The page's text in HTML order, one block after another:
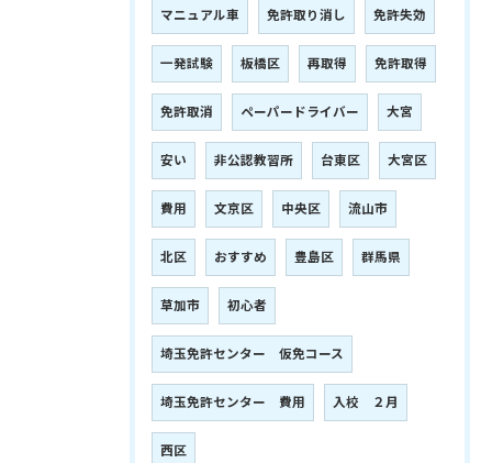
マニュアル車 免許取り消し 免許失効
一発試験 板橋区 再取得 免許取得
免許取消 ペーパードライバー 大宮
安い 非公認教習所 台東区 大宮区
費用 文京区 中央区 流山市
北区 おすすめ 豊島区 群馬県
草加市 初心者
埼玉免許センター 仮免コース
埼玉免許センター 費用 入校 ２月
西区